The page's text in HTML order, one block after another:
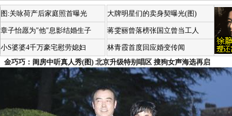
图:关咏荷产后家庭照首曝光
章子怡愿为"他"息影结婚生子
小S婆婆4千万豪宅慰劳媳妇
大牌明星们的卖身契曝光(图)
蒋雯丽曾落榜张国立曾当工人
林青霞首度回应婚变传闻
金巧巧：闺房中听真人秀(图) 北京升级特别唱区 搜狗女声海选再启